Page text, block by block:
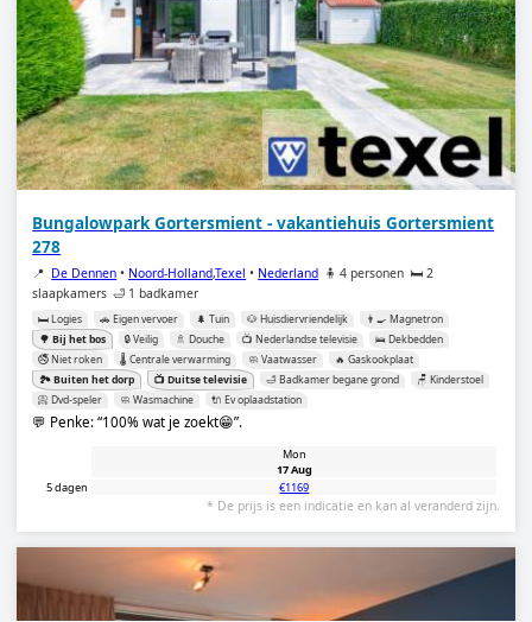
Bungalowpark Gortersmient - vakantiehuis Gortersmient
278
📍 De Dennen • Noord-Holland,Texel • Nederland 🧍 4 personen 🛏️ 2
slaapkamers 🛁 1 badkamer
🛏️ Logies 🚗 Eigen vervoer 🌲 Tuin 🐶 Huisdiervriendelijk
👨‍🍳 Magnetron
🌳 Bij het bos
🔒 Veilig 🚿 Douche 📺 Nederlandse televisie
🛌 Dekbedden
🚭 Niet roken
🌡️ Centrale verwarming 🧼 Vaatwasser
🔥 Gaskookplaat
🏞️ Buiten het dorp
📺 Duitse televisie 🛁 Badkamer begane grond
🪑 Kinderstoel
📀 Dvd-speler
🧼 Wasmachine 🔌 Ev oplaadstation
💬 Penke: 100% wat je zoekt😁 .
Mon
17 Aug
5 dagen
€1169
* De prijs is een indicatie en kan al veranderd zijn.